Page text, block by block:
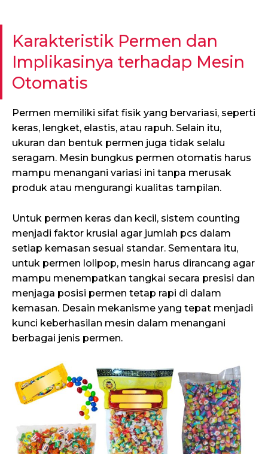
Karakteristik Permen dan
Implikasinya terhadap Mesin
Otomatis
Permen memiliki sifat fisik yang bervariasi, seperti
keras, lengket, elastis, atau rapuh. Selain itu,
ukuran dan bentuk permen juga tidak selalu
seragam. Mesin bungkus permen otomatis harus
mampu menangani variasi ini tanpa merusak
produk atau mengurangi kualitas tampilan.
Untuk permen keras dan kecil, sistem counting
menjadi faktor krusial agar jumlah pcs dalam
setiap kemasan sesuai standar. Sementara itu,
untuk permen lolipop, mesin harus dirancang agar
mampu menempatkan tangkai secara presisi dan
menjaga posisi permen tetap rapi di dalam
kemasan. Desain mekanisme yang tepat menjadi
kunci keberhasilan mesin dalam menangani
berbagai jenis permen.